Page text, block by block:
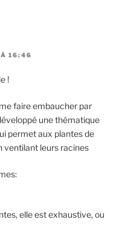
16:46
!
faire embaucher par
une thématique
permet aux plantes de
ventilant leurs racines
elle est exhaustive, ou